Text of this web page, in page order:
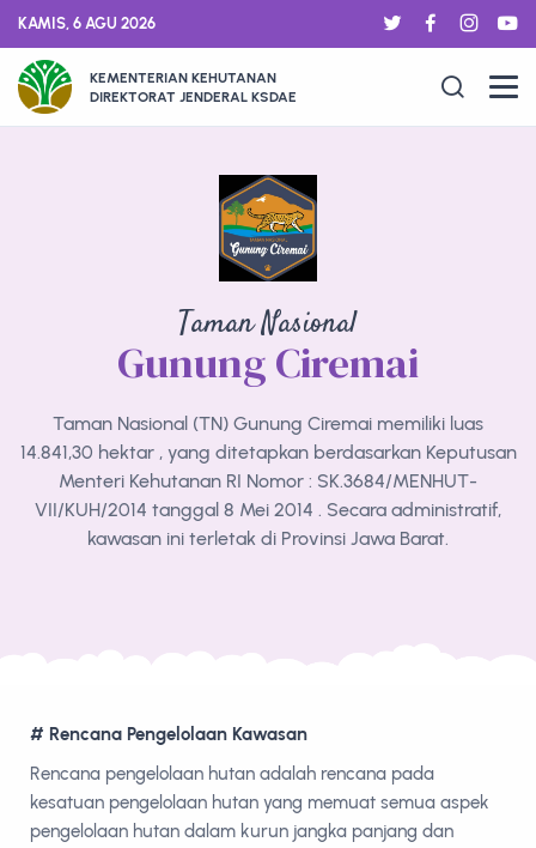
KAMIS, 6 AGU 2026
KEMENTERIAN KEHUTANAN
DIREKTORAT JENDERAL KSDAE
Taman Nasional
Gunung Ciremai
Taman Nasional (TN) Gunung Ciremai memiliki luas
14.841,30 hektar , yang ditetapkan berdasarkan Keputusan
Menteri Kehutanan RI Nomor : SK.3684/MENHUT-
VII/KUH/2014 tanggal 8 Mei 2014 . Secara administratif,
kawasan ini terletak di Provinsi Jawa Barat.
# Rencana Pengelolaan Kawasan
Rencana pengelolaan hutan adalah rencana pada
kesatuan pengelolaan hutan yang memuat semua aspek
pengelolaan hutan dalam kurun jangka panjang dan